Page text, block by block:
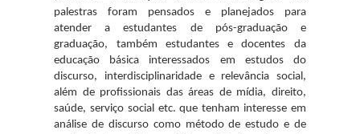
palestras foram pensados e planejados para
atender a estudantes de pós-graduação e
graduação, também estudantes e docentes da
educação básica interessados em estudos do
discurso, interdisciplinaridade e relevância social,
além de profissionais das áreas de mídia, direito,
saúde, serviço social etc. que tenham interesse em
análise de discurso como método de estudo e de